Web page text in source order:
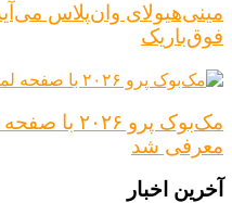
مینی‌هیولای وان‌پلاس
فوق‌باریک
مک‌بوک پرو
معرفی شد
آخرین اخبار